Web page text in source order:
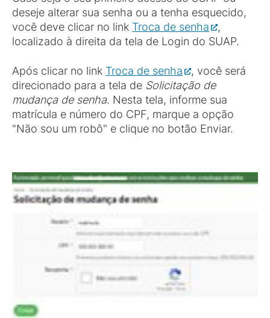
deseje alterar sua senha ou a tenha esquecido,
você deve clicar no link Troca de senha
,
localizado à direita da tela de Login do SUAP.
Após clicar no link Troca de senha
, você será
direcionado para a tela de Solicitação de
mudança de senha. Nesta tela, informe sua
matrícula e número do CPF, marque a opção
"Não sou um robô" e clique no botão Enviar.